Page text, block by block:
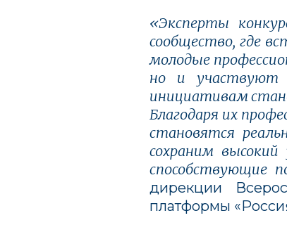
«Эксперты
сообщество, где
молодые
но и участвуют
инициативам
Благодаря их
становятся
сохраним
способствующие
дирекции
платформы